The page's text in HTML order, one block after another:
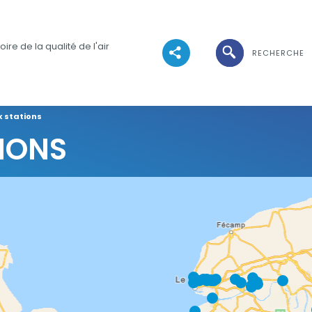
de la qualité de l'air
Voir les réseaux sociaux
Ouvrir laRECHERCHE
stations